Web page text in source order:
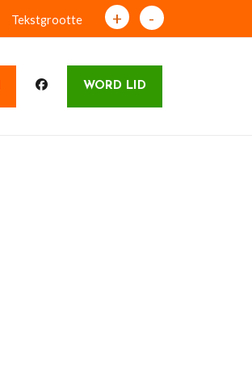
Tekstgrootte + -
WORD LID